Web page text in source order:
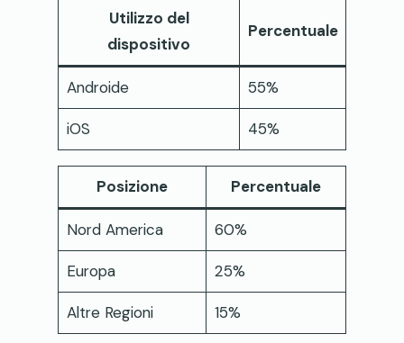
Utilizzo del
dispositivo
Percentuale
Androide 55%
iOS 45%
Posizione Percentuale
Nord America 60%
Europa 25%
Altre Regioni 15%